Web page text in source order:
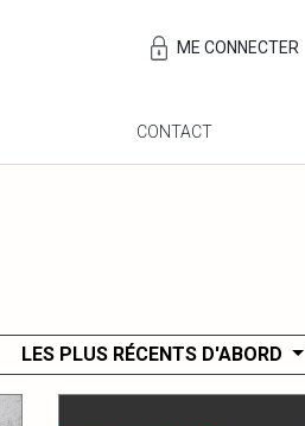
ME CONNECTER
CONTACT
LES PLUS RÉCENTS D'ABORD